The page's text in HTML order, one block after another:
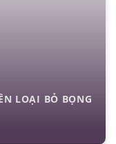
LOẠI BỎ BỌNG